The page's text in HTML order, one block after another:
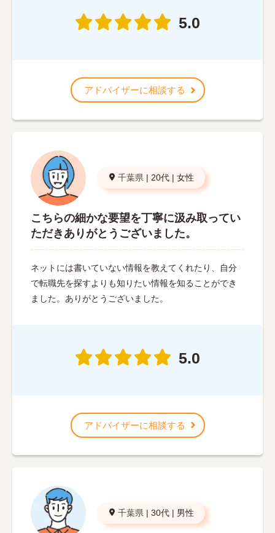
5.0
アドバイザーに相談する
千葉県 | 20代 | 女性
こちらの細かな要望を丁寧に汲み取ってい
ただきありがとうございました。
ネットには書いていない情報を教えてくれたり、自分
で転職先を探すよりも知りたい情報を知ることができ
ました。ありがとうございました。
5.0
アドバイザーに相談する
千葉県 | 30代 | 男性